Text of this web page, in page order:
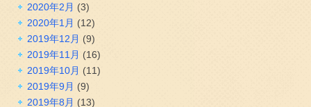
2020年2月 (3)
2020年1月 (12)
2019年12月 (9)
2019年11月 (16)
2019年10月 (11)
2019年9月 (9)
2019年8月 (13)